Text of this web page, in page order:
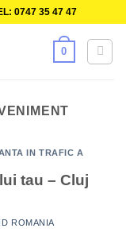
0747 35 47 47
0
IN TRAFIC A
tau – Cluj
ROMANIA